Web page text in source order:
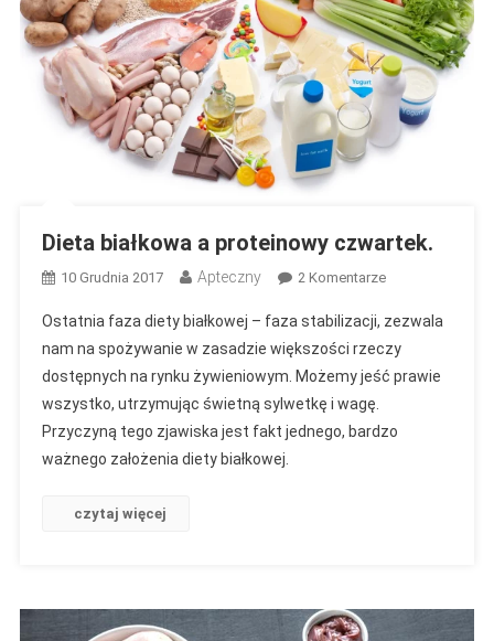
Dieta białkowa a proteinowy czwartek.
10 Grudnia 2017 Apteczny 2 KomentarzeDo
Białkowa
A
Proteinowy
Ostatnia faza diety białkowej – faza stabilizacji, zezwala
nam na spożywanie w zasadzie większości rzeczy
dostępnych na rynku żywieniowym. Możemy jeść prawie
wszystko, utrzymując świetną sylwetkę i wagę.
Przyczyną tego zjawiska jest fakt jednego, bardzo
ważnego założenia diety białkowej.
czytaj więcej